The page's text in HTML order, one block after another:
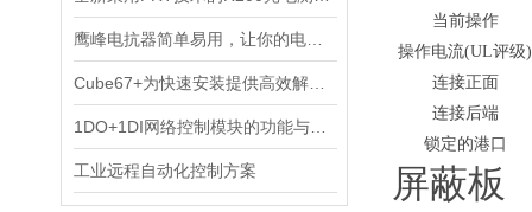
工业远程自动化控制方案
当前操作
操作电流(UL评级)
连接正面
连接后端
锁定的港口
屏蔽板